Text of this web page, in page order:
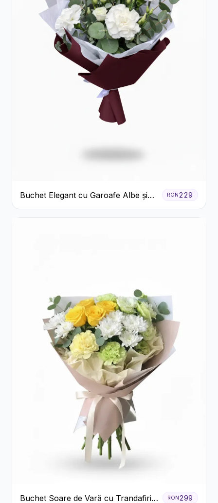
Buchet Elegant cu Garoafe Albe și
Eucalipt
RON229
Buchet Soare de Vară cu Trandafiri RON299